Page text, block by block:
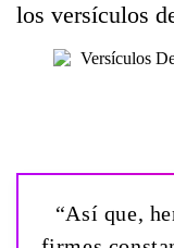
los versículos
“Así que,